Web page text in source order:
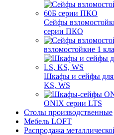
Сейфы
серии ПКО
взломостойкие 1
Шкафы и сейфы для
KS, WS
ONIX серии LTS
Столы производственные
Мебель LOFT
Распродажа